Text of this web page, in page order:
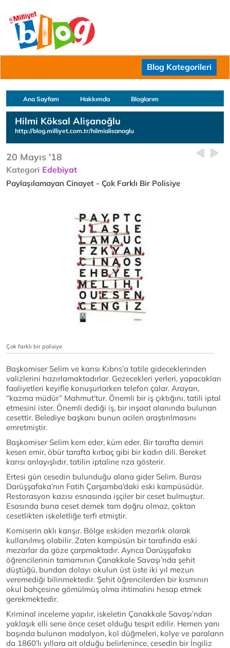
Blog Kategorileri
Ana Sayfam Hakkımda Bloglarım
Hilmi Köksal Alişanoğlu
http://blog.milliyet.com.tr/hilmialisanoglu
20 Mayıs '18
Kategori Edebiyat
Paylaşılamayan Cinayet - Çok Farklı Bir Polisiye
Çok farklı bir polisiye
Başkomiser Selim ve karısı Kıbrıs’a tatile gideceklerinden
valizlerini hazırlamaktadırlar. Gezecekleri yerleri, yapacakları
faaliyetleri keyifle konuşurlarken telefon çalar. Arayan,
“kazma müdür” Mahmut’tur. Önemli bir iş çıktığını, tatili iptal
etmesini ister. Önemli dediği iş, bir inşaat alanında bulunan
cesettir. Belediye başkanı bunun acilen araştırılmasını
emretmiştir.
Başkomiser Selim kem eder, küm eder. Bir tarafta demiri
kesen emir, öbür tarafta kırbaç gibi bir kadın dili. Bereket
karısı anlayışlıdır, tatilin iptaline rıza gösterir.
Ertesi gün cesedin bulunduğu alana gider Selim. Burası
Darüşşafaka’nın Fatih Çarşamba’daki eski kampüsüdür.
Restorasyon kazısı esnasında işçiler bir ceset bulmuştur.
Esasında buna ceset demek tam doğru olmaz, çoktan
cesetlikten iskeletliğe terfi etmiştir.
Komiserin aklı karışır. Bölge eskiden mezarlık olarak
kullanılmış olabilir. Zaten kampüsün bir tarafında eski
mezarlar da göze çarpmaktadır. Ayrıca Darüşşafaka
öğrencilerinin tamamının Çanakkale Savaşı’nda şehit
düştüğü, bundan dolayı okulun üst üste iki yıl mezun
veremediği bilinmektedir. Şehit öğrencilerden bir kısmının
okul bahçesine gömülmüş olma ihtimalini hesap etmek
gerekmektedir.
Kriminal inceleme yapılır, iskeletin Çanakkale Savaşı’ndan
yaklaşık elli sene önce ceset olduğu tespit edilir. Hemen yanı
başında bulunan madalyon, kol düğmeleri, kolye ve paraların
da 1860’lı yıllara ait olduğu belirlenince, cesedin bir İngiliz